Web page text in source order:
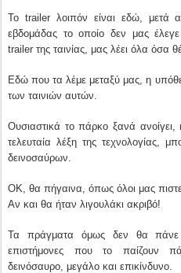
Το trailer λοιπόν είναι εδώ, μετά
εβδομάδας το οποίο δεν μας
trailer της ταινίας, μας λέει όλα όσα
Εδώ που τα λέμε μεταξύ μας, η
των ταινιών αυτών.
Ουσιαστικά το πάρκο ξανά ανοίγει,
τελευταία λέξη της τεχνολογίας,
δεινοσαύρων.
ΟΚ, θα πήγαινα, όπως όλοι μας
Αν και θα ήταν λιγουλάκι ακριβό!
Τα πράγματα όμως δεν θα πάνε
επιστήμονες που το παίζουν
δεινόσαυρο, μεγάλο και επικίνδυνο.